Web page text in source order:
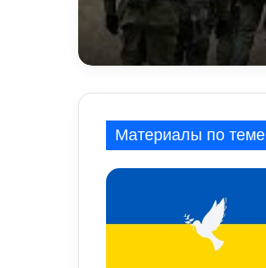
Материалы по теме